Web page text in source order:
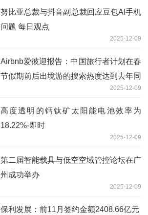
努比亚总裁与抖音副总裁回应豆包AI手机
问题 每日观点
2025-12-09
Airbnb爱彼迎报告：中国旅行者计划在春
节假期前后出境游的搜索热度达到去年同
2025-12-09
高度透明的钙钛矿太阳能电池效率为
18.22%-即时
2025-12-09
第二届智能载具与低空空域管控论坛在广
州成功举办
2025-12-09
保利发展：前11月签约金额2408.66亿元